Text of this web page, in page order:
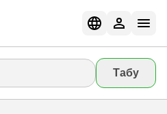
Табу